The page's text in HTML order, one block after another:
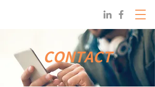
CONTACT